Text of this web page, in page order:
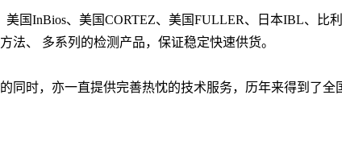
国InBios、美国CORTEZ、美国FULLER、日本IBL、比
法、 多系列的检测产品，保证稳定快速供货。
同时，亦一直提供完善热忱的技术服务，历年来得到了全